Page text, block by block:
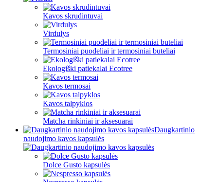
Kavos skrudintuvai
Virdulys
Termosiniai puodeliai ir termosiniai buteliai
Ekologiški patiekalai Ecotree
Kavos termosai
Kavos talpyklos
Matcha rinkiniai ir aksesuarai
Daugkartinio
naudojimo kavos kapsulės
Dolce Gusto kapsulės